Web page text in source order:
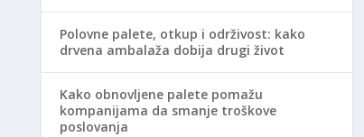
Polovne palete, otkup i održivost: kako
drvena ambalaža dobija drugi život
Kako obnovljene palete pomažu
kompanijama da smanje troškove
poslovanja